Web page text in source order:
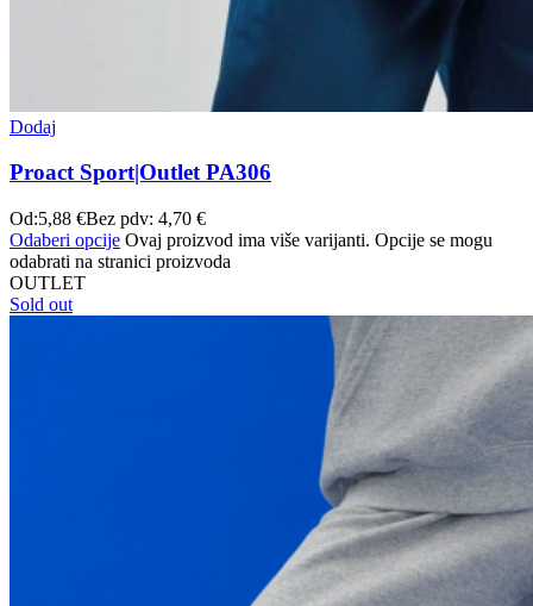
Dodaj
Proact Sport|Outlet PA306
Od:5,88 €Bez pdv: 4,70 €
Odaberi opcije Ovaj proizvod ima više varijanti. Opcije se mogu
odabrati na stranici proizvoda
OUTLET
Sold out